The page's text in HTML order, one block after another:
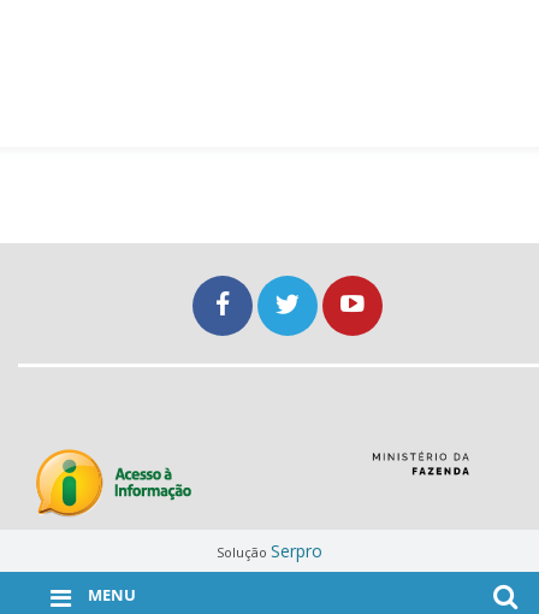
MENU
Solução Serpro